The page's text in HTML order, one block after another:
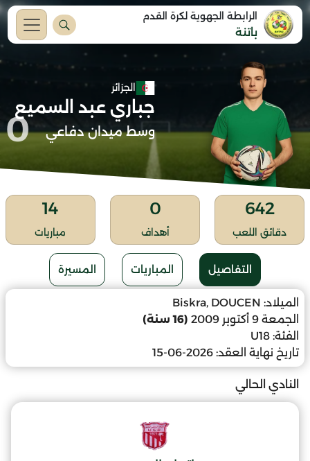
الرابطة الجهوية لكرة القدم
باتنة
الجزائر
جباري عبد السميع
وسط ميدان دفاعي 0
642
دقائق اللعب
0
أهداف
14
مباريات
التفاصيل المباريات المسيرة
الميلاد: Biskra, DOUCEN
الجمعة 9 أكتوبر 2009
(16 سنة)
الفئة: U18
تاريخ نهاية العقد: 2026-06-15
النادي الحالي